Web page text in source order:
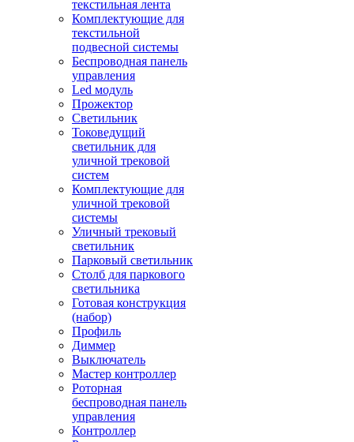
текстильная лента
Комплектующие для
текстильной
подвесной системы
Беспроводная панель
управления
Led модуль
Прожектор
Светильник
Токоведущий
светильник для
уличной трековой
систем
Комплектующие для
уличной трековой
системы
Уличный трековый
светильник
Парковый светильник
Столб для паркового
светильника
Готовая конструкция
(набор)
Профиль
Диммер
Выключатель
Мастер контроллер
Роторная
беспроводная панель
управления
Контроллер